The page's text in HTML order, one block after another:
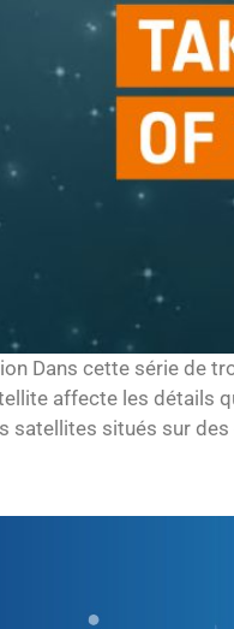
Dans cette série de
affecte les détails
satellites situés sur